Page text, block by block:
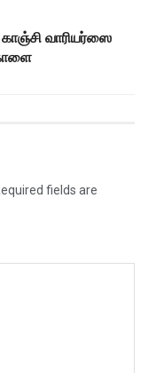
காஞ்சி வாரியர்ஸை
fields are